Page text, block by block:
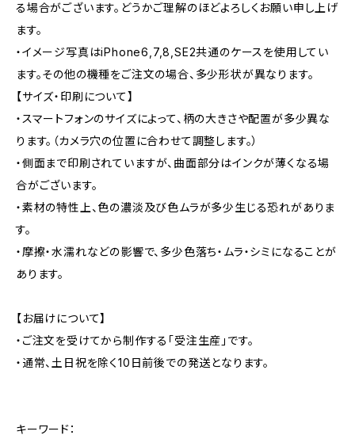
る場合がございます。どうかご理解のほどよろしくお願い申し上げ
ます。
・イメージ写真はiPhone6,7,8,SE2共通のケースを使用してい
ます。その他の機種をご注文の場合、多少形状が異なります。
【サイズ・印刷について】
・スマートフォンのサイズによって、柄の大きさや配置が多少異な
ります。（カメラ穴の位置に合わせて調整します。）
・側面まで印刷されていますが、曲面部分はインクが薄くなる場
合がございます。
・素材の特性上、色の濃淡及び色ムラが多少生じる恐れがありま
す。
・摩擦・水濡れなどの影響で、多少色落ち・ムラ・シミになることが
あります。
【お届けについて】
・ご注文を受けてから制作する「受注生産」です。
・通常、土日祝を除く10日前後での発送となります。
キーワード：